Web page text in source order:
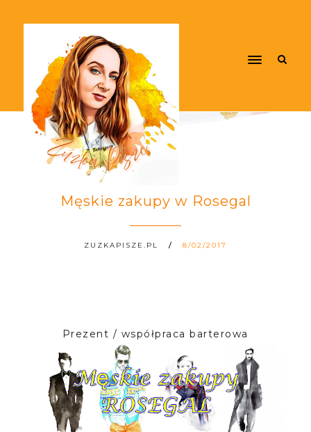
Męskie zakupy w Rosegal
ZUZKAPISZE.PL 8/02/2017
Prezent / współpraca barterowa